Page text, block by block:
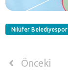
Nilüfer Belediyespor
Önceki